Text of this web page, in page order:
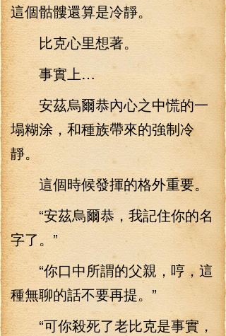
這個骷髏還算是冷靜。
比克心里想著。
事實上…
安茲烏爾恭內心之中慌的一
塌糊涂，和種族帶來的強制冷
靜。
這個時候發揮的格外重要。
“安茲烏爾恭，我記住你的名
字了。”
“你口中所謂的父親，哼，這
種無聊的話不要再提。”
“可你殺死了老比克是事實，